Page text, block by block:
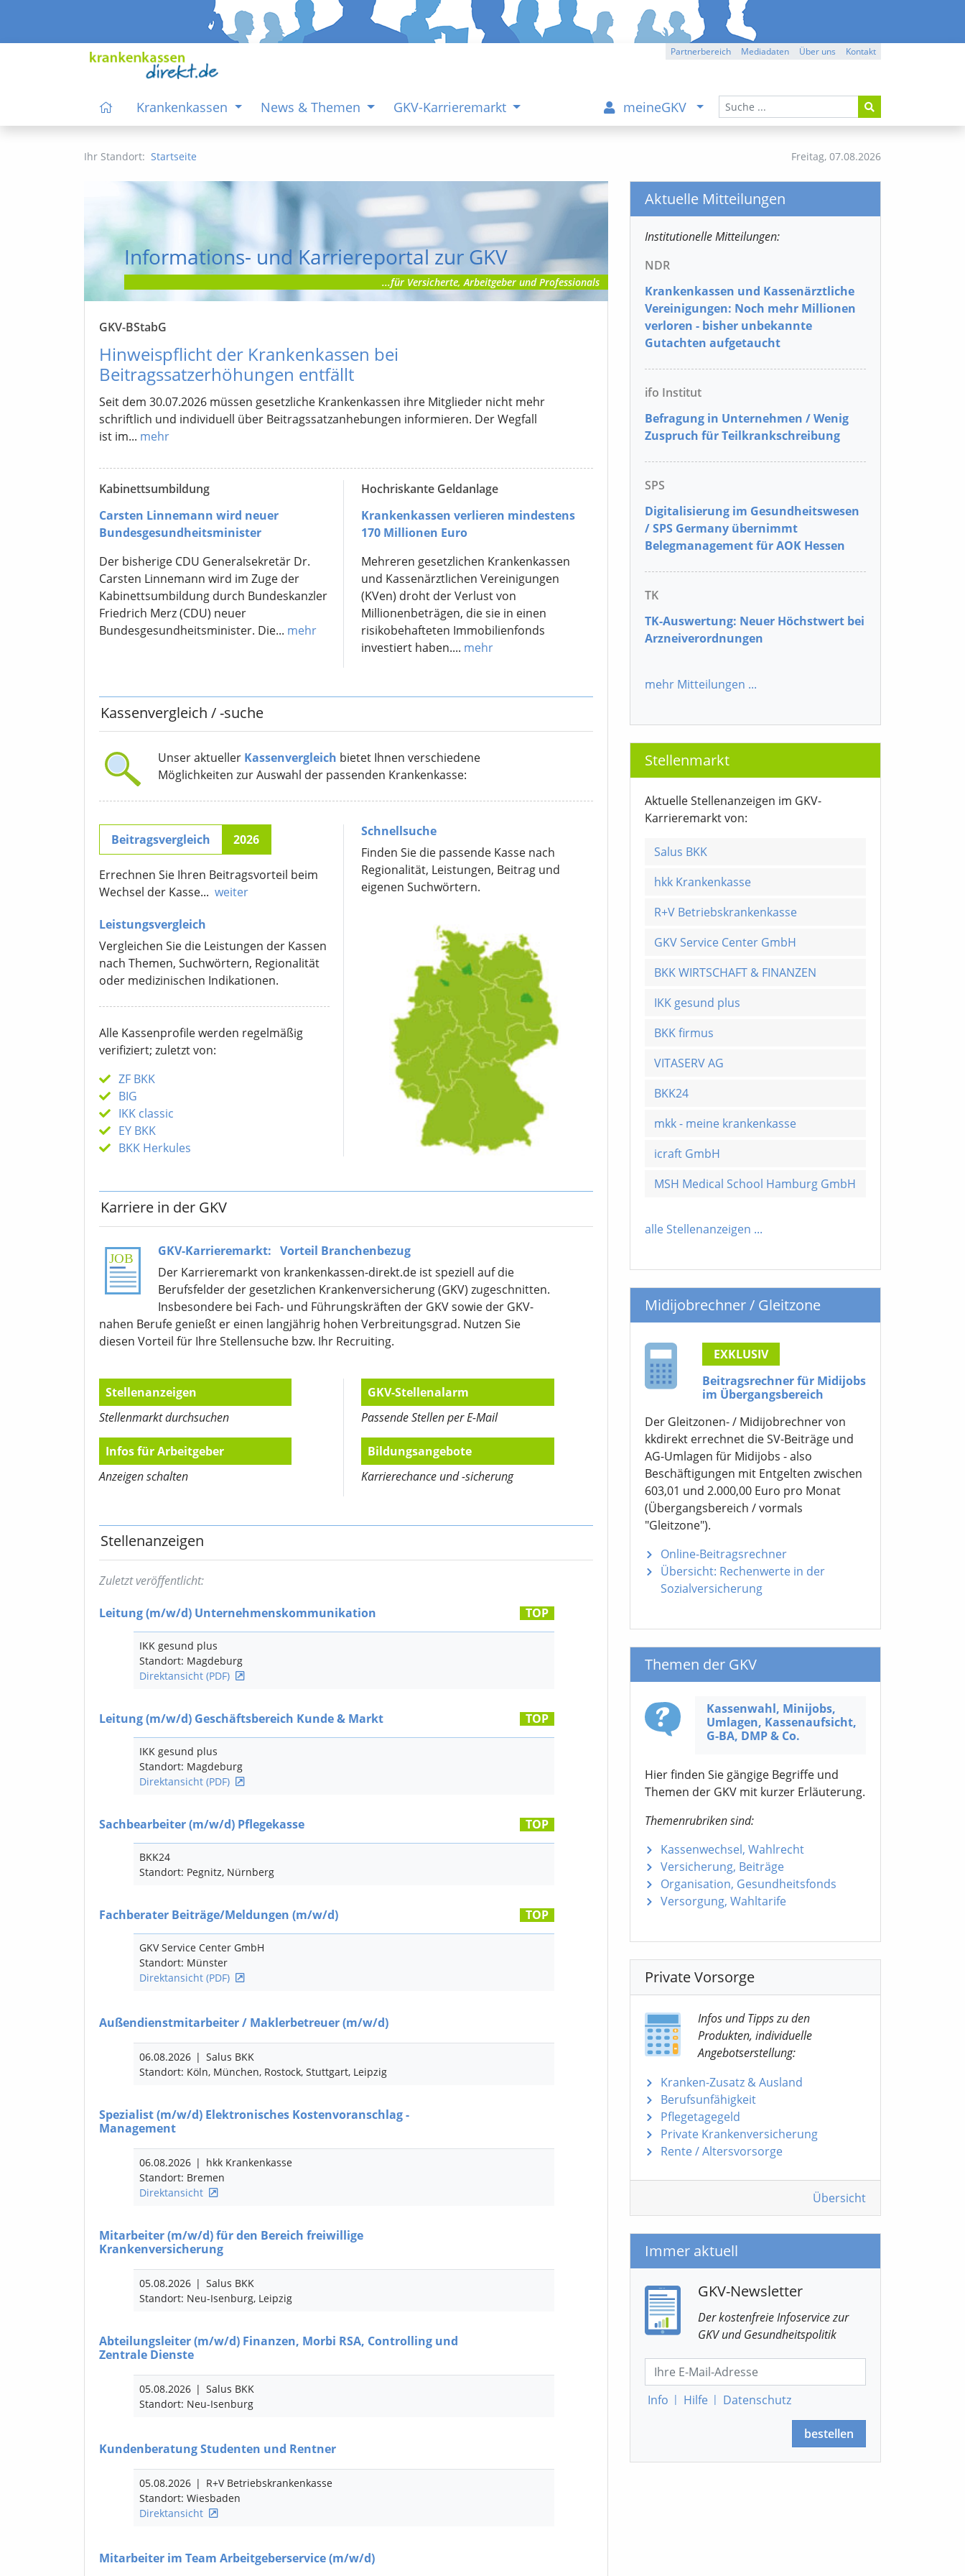
Partnerbereich Mediadaten Über uns Kontakt
Krankenkassen News & Themen GKV-Karrieremarkt meineGKV
Freitag, 07.08.2026
Ihr Standort: Startseite
Informations- und Karriereportal zur GKV
...für Versicherte, Arbeitgeber und Professionals
GKV-BStabG
Hinweispflicht der Krankenkassen bei
Beitragssatzerhöhungen entfällt
Seit dem 30.07.2026 müssen gesetzliche Krankenkassen ihre Mitglieder nicht mehr
schriftlich und individuell über Beitragssatzanhebungen informieren. Der Wegfall
ist im... mehr
Kabinettsumbildung
Carsten Linnemann wird neuer
Bundesgesundheitsminister
Der bisherige CDU Generalsekretär Dr.
Carsten Linnemann wird im Zuge der
Kabinettsumbildung durch Bundeskanzler
Friedrich Merz (CDU) neuer
Bundesgesundheitsminister. Die... mehr
Hochriskante Geldanlage
Krankenkassen verlieren mindestens
170 Millionen Euro
Mehreren gesetzlichen Krankenkassen
und Kassenärztlichen Vereinigungen
(KVen) droht der Verlust von
Millionenbeträgen, die sie in einen
risikobehafteten Immobilienfonds
investiert haben.... mehr
Kassenvergleich / -suche
Unser aktueller Kassenvergleich bietet Ihnen verschiedene
Möglichkeiten zur Auswahl der passenden Krankenkasse:
Beitragsvergleich 2026
Errechnen Sie Ihren Beitragsvorteil beim
Wechsel der Kasse... weiter
Leistungsvergleich
Vergleichen Sie die Leistungen der Kassen
nach Themen, Suchwörtern, Regionalität
oder medizinischen Indikationen.
Alle Kassenprofile werden regelmäßig
verifiziert; zuletzt von:
ZF BKK
BIG
IKK classic
EY BKK
BKK Herkules
Schnellsuche
Finden Sie die passende Kasse nach
Regionalität, Leistungen, Beitrag und
eigenen Suchwörtern.
Karriere in der GKV
GKV-Karrieremarkt: Vorteil Branchenbezug
Der Karrieremarkt von krankenkassen-direkt.de ist speziell auf die
Berufsfelder der gesetzlichen Krankenversicherung (GKV) zugeschnitten.
Insbesondere bei Fach- und Führungskräften der GKV sowie der GKV-
nahen Berufe genießt er einen langjährig hohen Verbreitungsgrad. Nutzen Sie
diesen Vorteil für Ihre Stellensuche bzw. Ihr Recruiting.
Stellenanzeigen
Stellenmarkt durchsuchen
Infos für Arbeitgeber
Anzeigen schalten
GKV-Stellenalarm
Passende Stellen per E-Mail
Bildungsangebote
Karrierechance und -sicherung
Stellenanzeigen
Zuletzt veröffentlicht:
Leitung(m/w/d) Unternehmenskommunikation TOP
IKK gesund plus
Standort: Magdeburg
Direktansicht (PDF)
Leitung(m/w/d) Geschäftsbereich Kunde & Markt TOP
IKK gesund plus
Standort: Magdeburg
Direktansicht (PDF)
Sachbearbeiter(m/w/d) Pflegekasse TOP
BKK24
Standort: Pegnitz, Nürnberg
Fachberater Beiträge/Meldungen (m/w/d) TOP
GKV Service Center GmbH
Standort: Münster
Direktansicht (PDF)
Außendienstmitarbeiter / Maklerbetreuer(m/w/d)
06.08.2026 | Salus BKK
Standort: Köln, München, Rostock, Stuttgart, Leipzig
Spezialist(m/w/d) Elektronisches Kostenvoranschlag -
Management
06.08.2026 | hkk Krankenkasse
Standort: Bremen
Direktansicht
Mitarbeiter(m/w/d)für den Bereich freiwillige
Krankenversicherung
05.08.2026 | Salus BKK
Standort: Neu-Isenburg, Leipzig
Abteilungsleiter(m/w/d) Finanzen, Morbi RSA, Controlling und
Zentrale Dienste
05.08.2026 | Salus BKK
Standort: Neu-Isenburg
Kundenberatung Studenten und Rentner
05.08.2026 | R+V Betriebskrankenkasse
Standort: Wiesbaden
Direktansicht
Mitarbeiter im Team Arbeitgeberservice(m/w/d)
Aktuelle Mitteilungen
Institutionelle Mitteilungen:
NDR
Krankenkassen und Kassenärztliche
Vereinigungen: Noch mehr Millionen
verloren - bisher unbekannte
Gutachten aufgetaucht
ifo Institut
Befragung in Unternehmen / Wenig
Zuspruch für Teilkrankschreibung
SPS
Digitalisierung im Gesundheitswesen
/ SPS Germany übernimmt
Belegmanagement für AOK Hessen
TK
TK-Auswertung: Neuer Höchstwert bei
Arzneiverordnungen
mehr Mitteilungen ...
Stellenmarkt
Aktuelle Stellenanzeigen im GKV-
Karrieremarkt von:
Salus BKK
hkk Krankenkasse
R+V Betriebskrankenkasse
GKV Service Center GmbH
BKK WIRTSCHAFT & FINANZEN
IKK gesund plus
BKK firmus
VITASERV AG
BKK24
mkk - meine krankenkasse
icraft GmbH
MSH Medical School Hamburg GmbH
alle Stellenanzeigen ...
Midijobrechner/ Gleitzone
EXKLUSIV
Beitragsrechner für Midijobs
im Übergangsbereich
Der Gleitzonen- / Midijobrechner von
kkdirekt errechnet die SV-Beiträge und
AG-Umlagen für Midijobs - also
Beschäftigungen mit Entgelten zwischen
603,01 und 2.000,00 Euro pro Monat
(Übergangsbereich / vormals
"Gleitzone").
Online-Beitragsrechner
Übersicht: Rechenwerte in der
Sozialversicherung
Themen der GKV
Kassenwahl, Minijobs,
Umlagen, Kassen­aufsicht,
G-BA, DMP & Co.
Hier finden Sie gängige Begriffe und
Themen der GKV mit kurzer Erläuterung.
Themenrubriken sind:
Kassenwechsel, Wahlrecht
Versicherung, Beiträge
Organisation, Gesundheitsfonds
Versorgung, Wahltarife
Private Vorsorge
Infos und Tipps zu den
Produkten, individuelle
Angebotserstellung:
Kranken-Zusatz & Ausland
Berufsunfähigkeit
Pflegetagegeld
Private Krankenversicherung
Rente / Altersvorsorge
Übersicht
Immer aktuell
GKV-Newsletter
Der kostenfreie Infoservicezur
GKVund Gesundheitspolitik
Info | Hilfe | Datenschutz
bestellen